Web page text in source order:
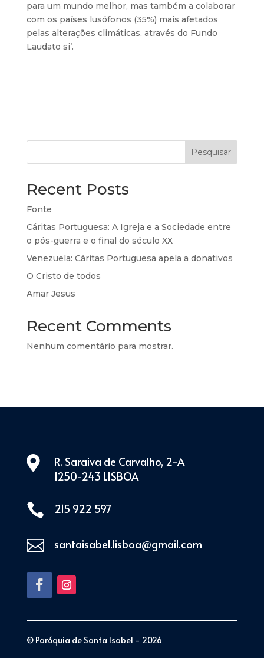
para um mundo melhor, mas também a colaborar
com os países lusófonos (35%) mais afetados
pelas alterações climáticas, através do Fundo
Laudato si’.
Pesquisar
Recent Posts
Fonte
Cáritas Portuguesa: A Igreja e a Sociedade entre
o pós-guerra e o final do século XX
Venezuela: Cáritas Portuguesa apela a donativos
O Cristo de todos
Amar Jesus
Recent Comments
Nenhum comentário para mostrar.

R. Saraiva de Carvalho, 2-A
1250-243 LISBOA
 215 922 597
 santaisabel.lisboa@gmail.com
© Paróquia de Santa Isabel - 2026